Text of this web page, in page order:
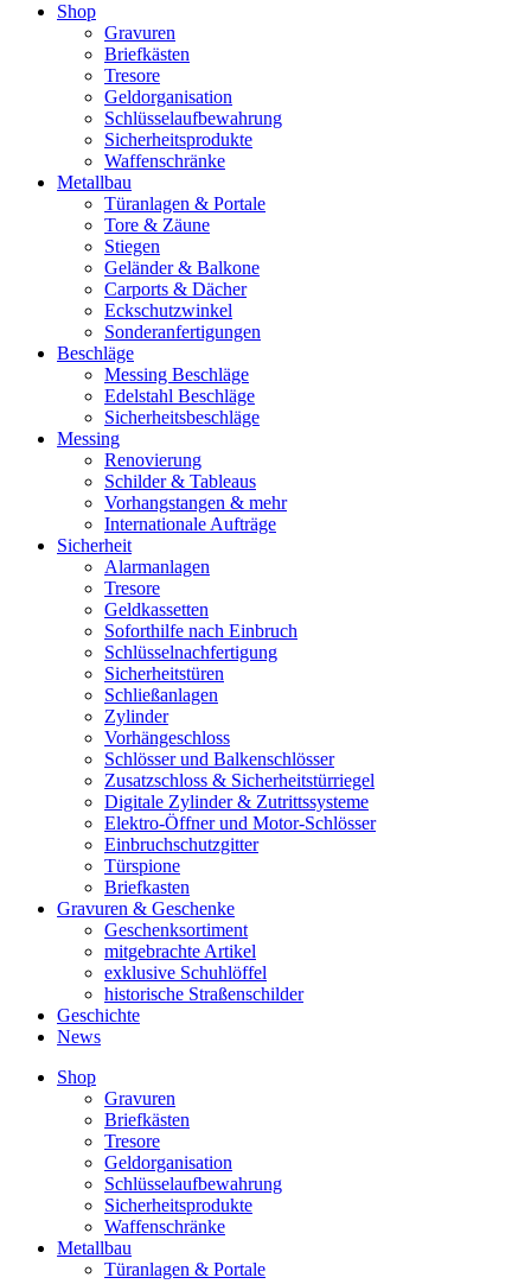
Shop
Gravuren
Briefkästen
Tresore
Geldorganisation
Schlüsselaufbewahrung
Sicherheitsprodukte
Waffenschränke
Metallbau
Türanlagen & Portale
Tore & Zäune
Stiegen
Geländer & Balkone
Carports & Dächer
Eckschutzwinkel
Sonderanfertigungen
Beschläge
Messing Beschläge
Edelstahl Beschläge
Sicherheitsbeschläge
Messing
Renovierung
Schilder & Tableaus
Vorhangstangen & mehr
Internationale Aufträge
Sicherheit
Alarmanlagen
Tresore
Geldkassetten
Soforthilfe nach Einbruch
Schlüsselnachfertigung
Sicherheitstüren
Schließanlagen
Zylinder
Vorhängeschloss
Schlösser und Balkenschlösser
Zusatzschloss & Sicherheitstürriegel
Digitale Zylinder & Zutrittssysteme
Elektro-Öffner und Motor-Schlösser
Einbruchschutzgitter
Türspione
Briefkasten
Gravuren & Geschenke
Geschenksortiment
mitgebrachte Artikel
exklusive Schuhlöffel
historische Straßenschilder
Geschichte
News
Shop
Gravuren
Briefkästen
Tresore
Geldorganisation
Schlüsselaufbewahrung
Sicherheitsprodukte
Waffenschränke
Metallbau
Türanlagen & Portale